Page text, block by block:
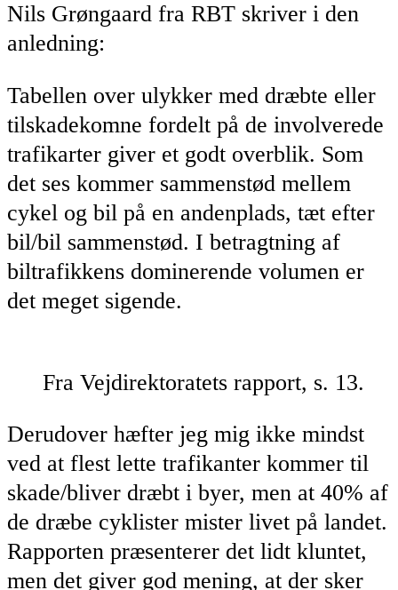
Nils Grøngaard fra RBT skriver i den
anledning:
Tabellen over ulykker med dræbte eller
tilskadekomne fordelt på de involverede
trafikarter giver et godt overblik. Som
det ses kommer sammenstød mellem
cykel og bil på en andenplads, tæt efter
bil/bil sammenstød. I betragtning af
biltrafikkens dominerende volumen er
det meget sigende.
Fra Vejdirektoratets rapport, s. 13.
Derudover hæfter jeg mig ikke mindst
ved at flest lette trafikanter kommer til
skade/bliver dræbt i byer, men at 40% af
de dræbe cyklister mister livet på landet.
Rapporten præsenterer det lidt kluntet,
men det giver god mening, at der sker